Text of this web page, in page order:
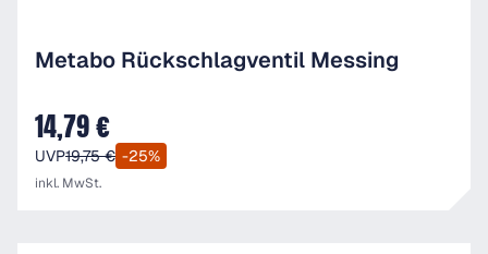
Metabo Rückschlagventil Messing
Verkaufspreis:
14,79 €
UVP19,75 € -25%
inkl. MwSt.